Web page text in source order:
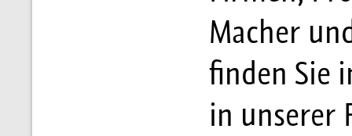
Macher
finden Sie
in unserer